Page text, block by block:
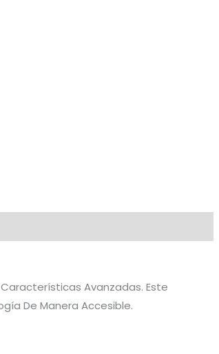
Características Avanzadas. Este
De Manera Accesible.